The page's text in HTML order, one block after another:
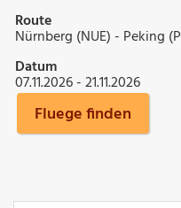
Route
Nürnberg (NUE) - Peking
Datum
07.11.2026 - 21.11.2026
Fluege finden